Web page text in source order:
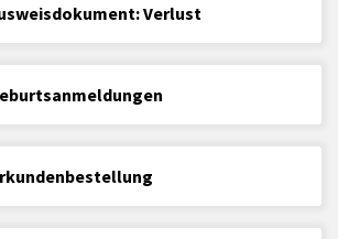
Verlust